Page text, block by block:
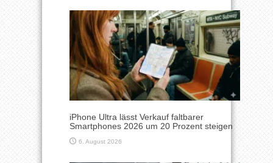
iPhone Ultra lässt Verkauf faltbarer
Smartphones 2026 um 20 Prozent steigen
6. August 2026